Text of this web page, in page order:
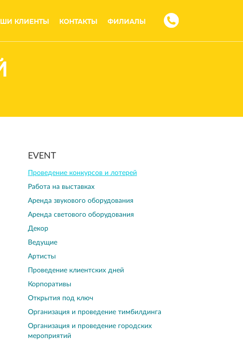
КЛИЕНТЫ КОНТАКТЫ ФИЛИАЛЫ
EVENT
Проведение конкурсов и лотерей
Работа на выставках
Аренда звукового оборудования
Аренда светового оборудования
Декор
Ведущие
Артисты
Проведение клиентских дней
Корпоративы
Открытия под ключ
Организация и проведение тимбилдинга
Организация и проведение городских
мероприятий